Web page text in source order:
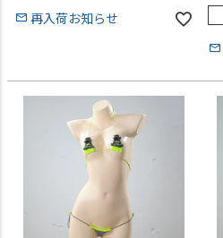
再入荷お知らせ